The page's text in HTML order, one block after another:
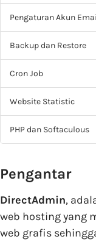
Pengaturan Akun
Backup dan Restore
Cron Job
Website Statistic
PHP dan Softaculous
Pengantar
DirectAdmin,
web hosting yang
web grafis